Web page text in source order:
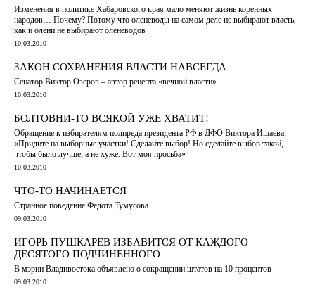
Изменения в политике Хабаровского края мало меняют жизнь коренных
народов… Почему? Потому что оленеводы на самом деле не выбирают власть,
как и олени не выбирают оленеводов
10.03.2010
ЗАКОН СОХРАНЕНИЯ ВЛАСТИ НАВСЕГДА
Сенатор Виктор Озеров – автор рецепта «вечной власти»
10.03.2010
БОЛТОВНИ-ТО ВСЯКОЙ УЖЕ ХВАТИТ!
Обращение к избирателям полпреда президента РФ в ДФО Виктора Ишаева:
«Придите на выборные участки! Сделайте выбор! Но сделайте выбор такой,
чтобы было лучше, а не хуже. Вот моя просьба»
10.03.2010
ЧТО-ТО НАЧИНАЕТСЯ
Странное поведение Федота Тумусова…
09.03.2010
ИГОРЬ ПУШКАРЕВ ИЗБАВИТСЯ ОТ КАЖДОГО
ДЕСЯТОГО ПОДЧИНЕННОГО
В мэрии Владивостока объявлено о сокращении штатов на 10 процентов
09.03.2010